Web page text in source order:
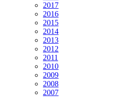
2017
2016
2015
2014
2013
2012
2011
2010
2009
2008
2007